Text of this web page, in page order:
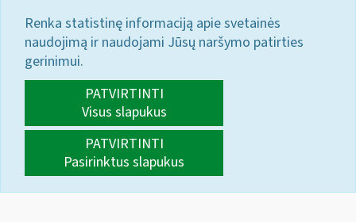
Renka statistinę informaciją apie svetainės
naudojimą ir naudojami Jūsų naršymo patirties
gerinimui.
PATVIRTINTI
Visus slapukus
PATVIRTINTI
Pasirinktus slapukus